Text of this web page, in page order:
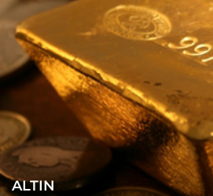
1
ALTIN